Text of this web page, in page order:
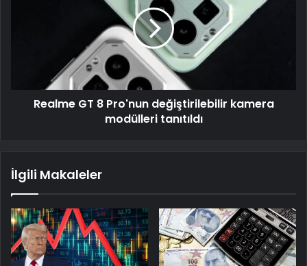
Realme GT 8 Pro'nun değiştirilebilir kamera
modülleri tanıtıldı
İlgili Makaleler